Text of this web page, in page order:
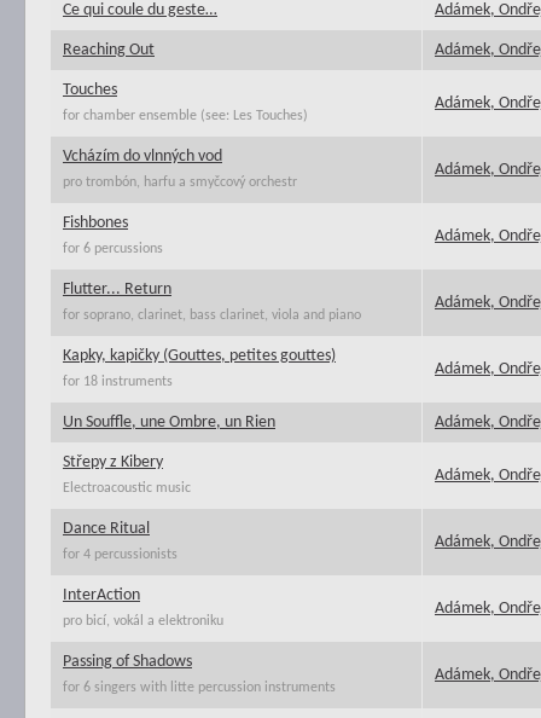
Ce qui coule du geste… Adámek,
Reaching Out Adámek,
Touches
for chamber ensemble (see: Les Touches)
Adámek,
Vcházím do vlnných vod
pro trombón, harfu a smyčcový orchestr
Adámek,
Fishbones
for 6 percussions
Adámek,
Flutter... Return
for soprano, clarinet, bass clarinet, viola and piano
Adámek,
Kapky, kapičky (Gouttes, petites gouttes)
for 18 instruments
Adámek,
Un Souffle, une Ombre, un Rien Adámek,
Střepy z Kibery
Electroacoustic music
Adámek,
Dance Ritual
for 4 percussionists
Adámek,
InterAction
pro bicí, vokál a elektroniku
Adámek,
Passing of Shadows
for 6 singers with litte percussion instruments
Adámek,